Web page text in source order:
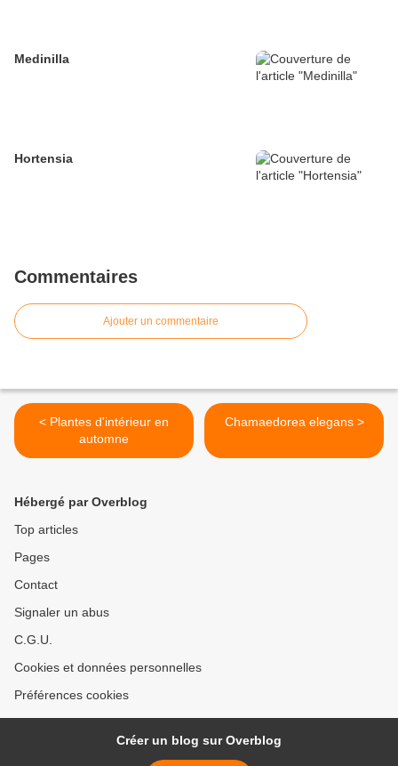
Medinilla
Hortensia
Commentaires
Ajouter un commentaire
< Plantes d'intérieur en
automne
Chamaedorea elegans >
Hébergé par Overblog
Top articles
Pages
Contact
Signaler un abus
C.G.U.
Cookies et données personnelles
Préférences cookies
Créer un blog sur Overblog